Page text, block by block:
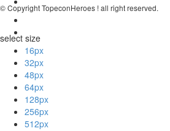
select size
16px
32px
48px
64px
128px
256px
512px
© Copyright TopeconHeroes ! all right reserved.